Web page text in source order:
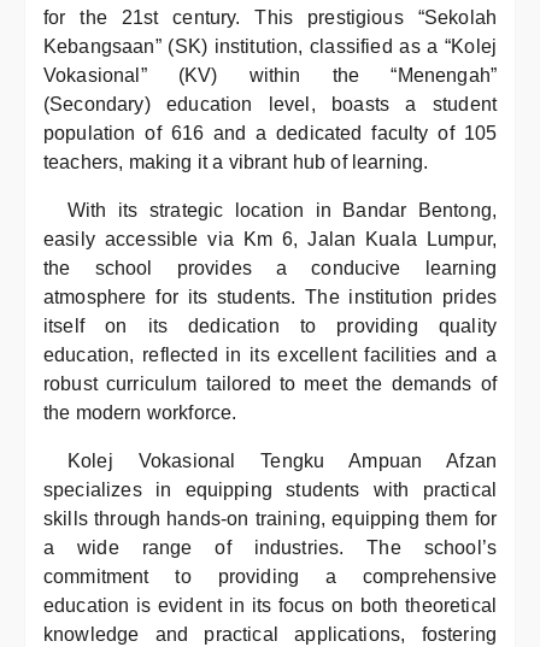
for the 21st century. This prestigious “Sekolah
Kebangsaan” (SK) institution, classified as a “Kolej
Vokasional” (KV) within the “Menengah”
(Secondary) education level, boasts a student
population of 616 and a dedicated faculty of 105
teachers, making it a vibrant hub of learning.
With its strategic location in Bandar Bentong,
easily accessible via Km 6, Jalan Kuala Lumpur,
the school provides a conducive learning
atmosphere for its students. The institution prides
itself on its dedication to providing quality
education, reflected in its excellent facilities and a
robust curriculum tailored to meet the demands of
the modern workforce.
Kolej Vokasional Tengku Ampuan Afzan
specializes in equipping students with practical
skills through hands-on training, equipping them for
a wide range of industries. The school’s
commitment to providing a comprehensive
education is evident in its focus on both theoretical
knowledge and practical applications, fostering